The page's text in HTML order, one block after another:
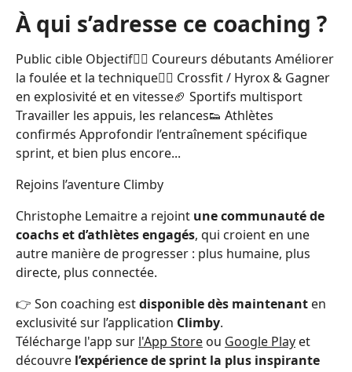
À qui s’adresse ce coaching ?
Public cible Objectif🏃‍♂️ Coureurs débutants Améliorer
la foulée et la technique🏋️‍♂️ Crossfit / Hyrox & Gagner
en explosivité et en vitesse🏈 Sportifs multisport
Travailler les appuis, les relances👟 Athlètes
confirmés Approfondir l’entraînement spécifique
sprint, et bien plus encore...
Rejoins l’aventure Climby
Christophe Lemaitre a rejoint une communauté de
coachs et d’athlètes engagés, qui croient en une
autre manière de progresser : plus humaine, plus
directe, plus connectée.
👉 Son coaching estdisponible dès maintenant en
exclusivité sur l’application Climby.
Télécharge l'app sur l'App Store ou Google Play et
découvre l’expérience de sprint la plus inspirante